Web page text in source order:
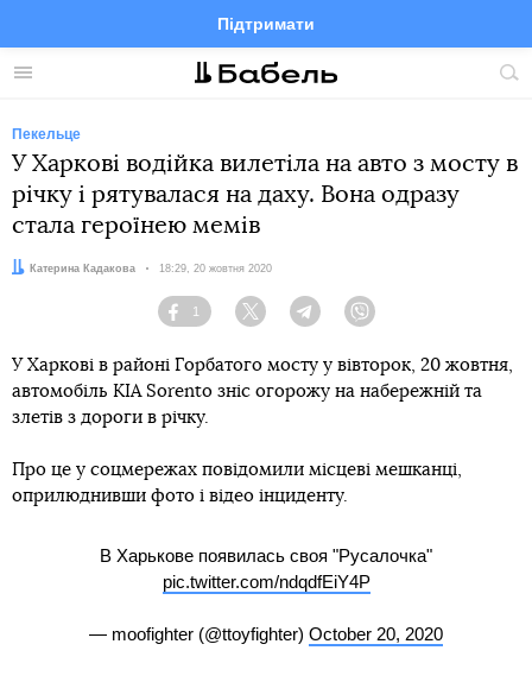
Меню
Підтримати
FacebookTelegramTwitter
Пекельце
У Харкові водійка вилетіла на авто з мосту в
річку і рятувалася на даху. Вона одразу
стала героїнею мемів
Автор:Катерина Кадакова Дата:
18:29, 20 жовтня 2020
Facebook
1
Twitter TelegramViber
У Харкові в районі Горбатого мосту у вівторок, 20 жовтня,
автомобіль KIA Sorento зніс огорожу на набережній та
злетів з дороги в річку.
Про це у соцмережах повідомили місцеві мешканці,
оприлюднивши фото і відео інциденту.
В Харькове появилась своя "Русалочка"
pic.twitter.com/ndqdfEiY4P
— moofighter (@ttoyfighter) October 20, 2020